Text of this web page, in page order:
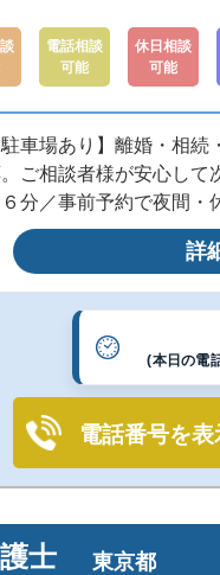
電話相談
可能
休日相談
可能
駐車場あり】離婚・相
ご相談者様が安心し
分／事前予約で夜間・
詳
(本日の電
電話番号を表
士 東京都